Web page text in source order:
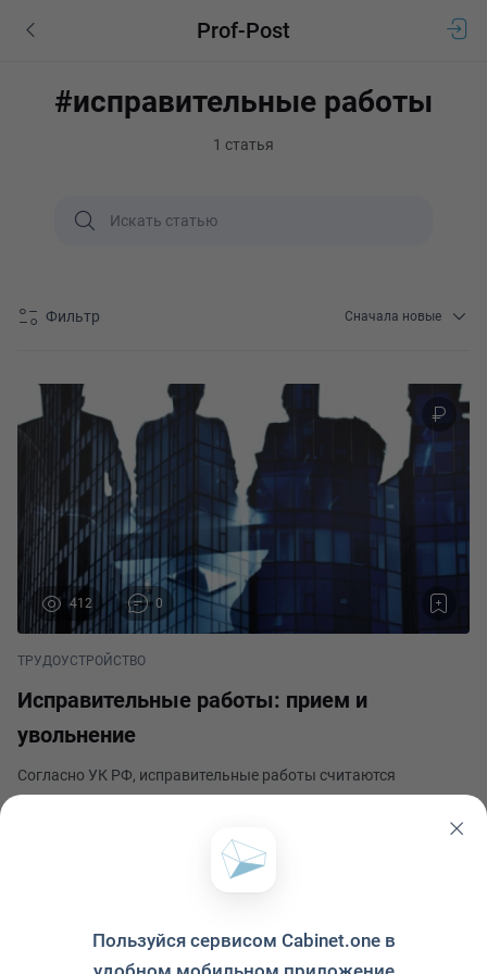
Prof-Post
#исправительные работы
1 статья
Фильтр Сначала новые
412 0
ТРУДОУСТРОЙСТВО
Исправительные работы: прием и
увольнение
Согласно УК РФ, исправительные работы считаются
уголовным наказанием, при котором не предусмотрено
лишение свободы. При этом осужденный обязан работать, а
часть заработанных им денег отчисляется в пользу
государства. Поэтому каждому работодателю и работникам к
Опубликовано 6 июня 2024
Пользуйся сервисом Cabinet.one в